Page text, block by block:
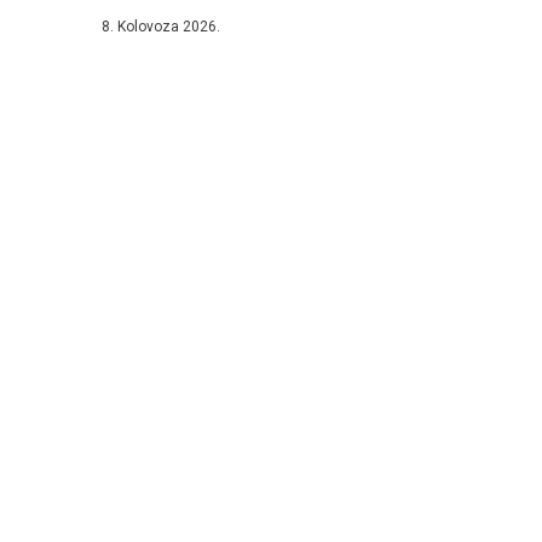
8. Kolovoza 2026.